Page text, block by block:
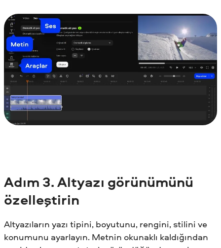
Adım 3. Altyazı görünümünü
özelleştirin
Altyazıların yazı tipini, boyutunu, rengini, stilini ve
konumunu ayarlayın. Metnin okunaklı kaldığından